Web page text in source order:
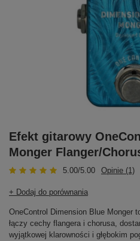
Efekt gitarowy
Monger Flanger/
5.00/5.00 Opinie (1)
+ Dodaj do porównania
OneControl Dimension Blue Monger
łączy cechy flangera i chorusa,
wyjątkowej klarowności i głębokim